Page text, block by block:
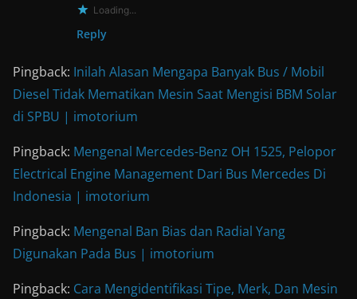
Loading...
Reply
Pingback: Inilah Alasan Mengapa Banyak Bus / Mobil
Diesel Tidak Mematikan Mesin Saat Mengisi BBM Solar
di SPBU | imotorium
Pingback: Mengenal Mercedes-Benz OH 1525, Pelopor
Electrical Engine Management Dari Bus Mercedes Di
Indonesia | imotorium
Pingback: Mengenal Ban Bias dan Radial Yang
Digunakan Pada Bus | imotorium
Pingback: Cara Mengidentifikasi Tipe, Merk, Dan Mesin